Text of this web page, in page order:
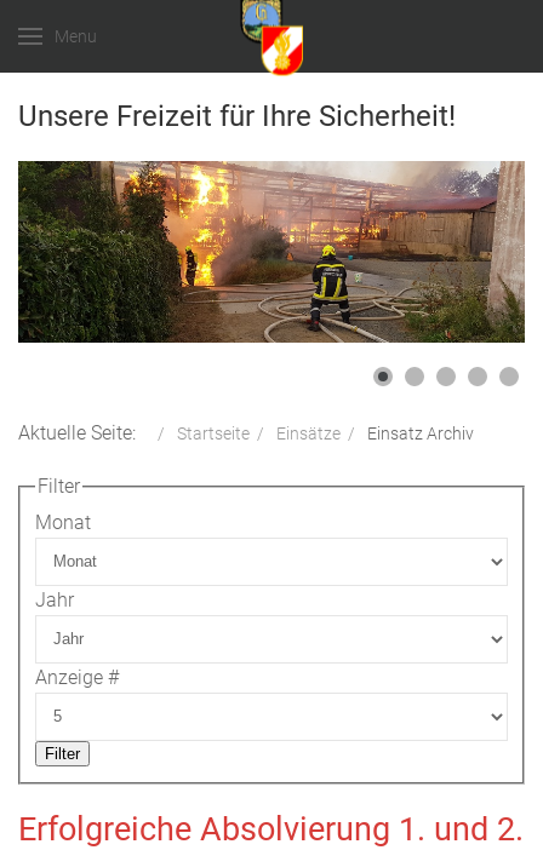
Menu
Unsere Freizeit für Ihre Sicherheit!
Aktuelle Seite: Startseite Einsätze Einsatz Archiv
Filter
Monat
Jahr
Anzeige #
Filter
Erfolgreiche Absolvierung 1. und 2.